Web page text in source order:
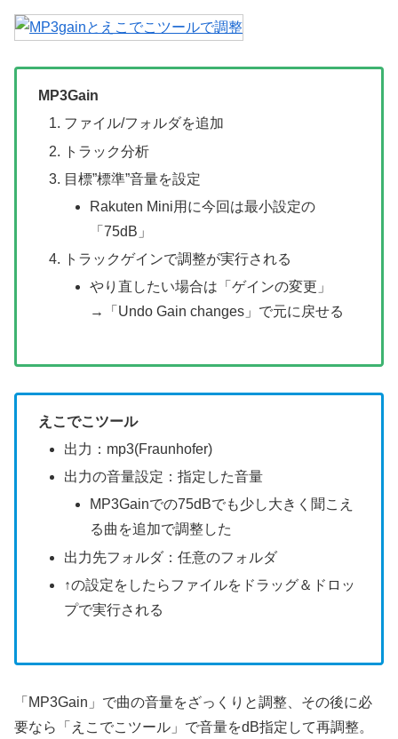
MP3Gain
ファイル/フォルダを追加
トラック分析
目標”標準”音量を設定
Rakuten Mini用に今回は最小設定の
「75dB」
トラックゲインで調整が実行される
やり直したい場合は「ゲインの変更」
→「Undo Gain changes」で元に戻せる
えこでこツール
出力：mp3(Fraunhofer)
出力の音量設定：指定した音量
MP3Gainでの75dBでも少し大きく聞こえ
る曲を追加で調整した
出力先フォルダ：任意のフォルダ
↑の設定をしたらファイルをドラッグ＆ドロッ
プで実行される
「MP3Gain」で曲の音量をざっくりと調整、その後に必
要なら「えこでこツール」で音量をdB指定して再調整。